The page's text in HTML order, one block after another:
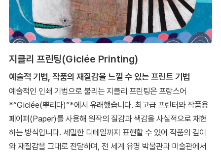
지클리 프린팅(Giclée Printing)
예술적 기법, 작품의 재질감을 느낄 수 있는 프린트 기법
예술적인 인쇄 기법으로 불리는 지클리 프린팅은 프랑스어
*“Giclée(뿌리다)”*에서 유래했습니다. 최고급 프린터와 작품용
페이퍼(Paper)를 사용해 원작의 질감과 색감을 사실적으로 재현
하는 방식입니다. 세밀한 디테일까지 표현할 수 있어 작품의 깊이
와 재질감을 그대로 전달하며, 전 세계 유명 박물관과 미술관에서